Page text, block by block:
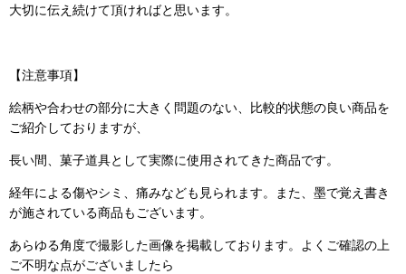
大切に伝え続けて頂ければと思います。
【注意事項】
絵柄や合わせの部分に大きく問題のない、比較的状態の良い商品を
ご紹介しておりますが、
長い間、菓子道具として実際に使用されてきた商品です。
経年による傷やシミ、痛みなども見られます。また、墨で覚え書き
が施されている商品もございます。
あらゆる角度で撮影した画像を掲載しております。よくご確認の上
ご不明な点がございましたら